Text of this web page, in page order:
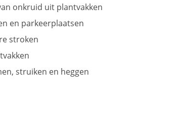
onkruid uit plantvakken
en parkeerplaatsen
stroken
struiken en heggen